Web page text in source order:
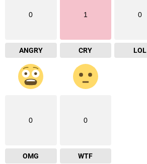
0
ANGRY
1
CRY
0
LOL
0
OMG
0
WTF